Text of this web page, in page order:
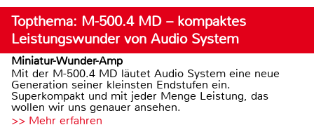
Topthema: M-500.4 MD – kompaktes
Leistungswunder von Audio System
Miniatur-Wunder-Amp
Mit der M-500.4 MD läutet Audio System eine neue
Generation seiner kleinsten Endstufen ein.
Superkompakt und mit jeder Menge Leistung, das
wollen wir uns genauer ansehen.
>> Mehr erfahren